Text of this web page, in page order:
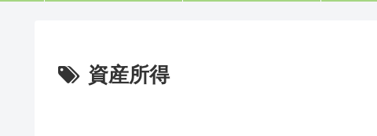
資産所得